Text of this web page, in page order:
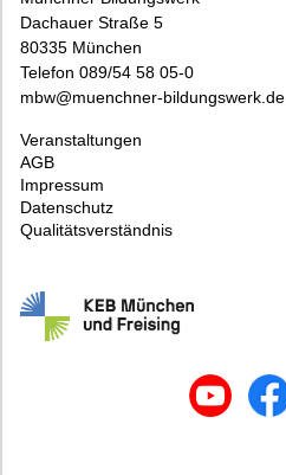
Dachauer Straße 5
80335 München
Telefon 089/54 58 05-0
mbw@muenchner-bildungswerk.de
Veranstaltungen
AGB
Impressum
Datenschutz
Qualitätsverständnis